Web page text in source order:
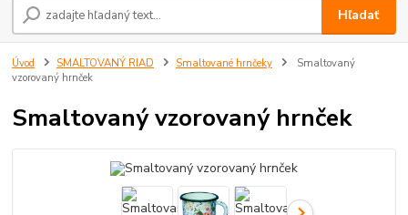
Hľadať
Úvod SMALTOVANÝ RIAD Smaltované hrnčeky
Smaltovaný
vzorovaný hrnček
Smaltovaný vzorovaný hrnček